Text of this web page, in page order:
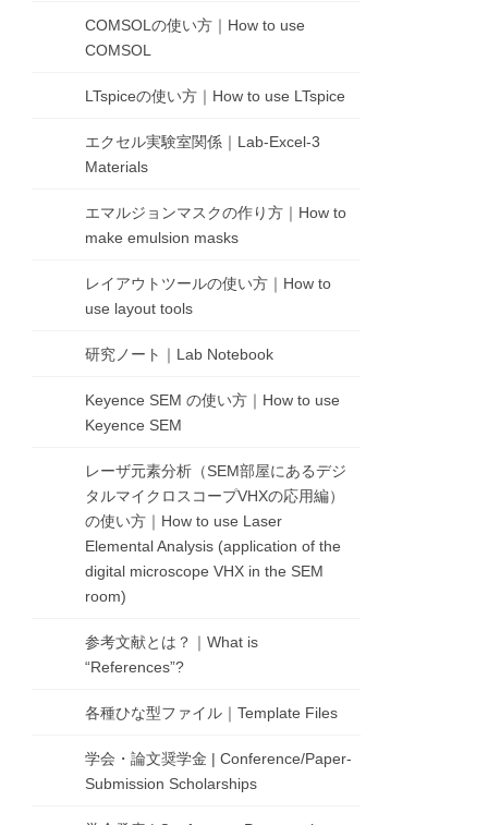
COMSOLの使い方｜How to use
COMSOL
LTspiceの使い方｜How to use LTspice
エクセル実験室関係｜Lab-Excel-3
Materials
エマルジョンマスクの作り方｜How to
make emulsion masks
レイアウトツールの使い方｜How to
use layout tools
研究ノート｜Lab Notebook
Keyence SEM の使い方｜How to use
Keyence SEM
レーザ元素分析（SEM部屋にあるデジ
タルマイクロスコープVHXの応用編）
の使い方｜How to use Laser
Elemental Analysis (application of the
digital microscope VHX in the SEM
room)
参考文献とは？｜What is
“References”?
各種ひな型ファイル｜Template Files
学会・論文奨学金 | Conference/Paper-
Submission Scholarships